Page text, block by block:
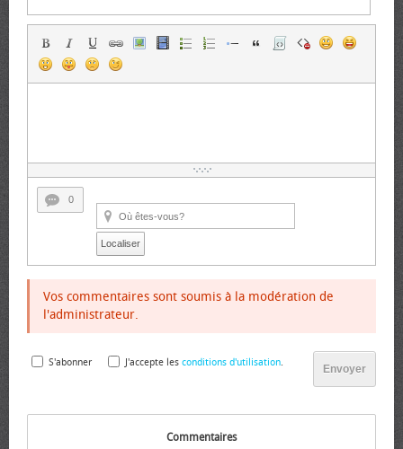
0
Localiser
Vos commentaires sont soumis à la modération de
l'administrateur.
Envoyer
S'abonner J'accepte les conditions d'utilisation.
Commentaires